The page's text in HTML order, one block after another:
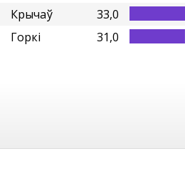
Крычаў
33,0
Горкі
31,0